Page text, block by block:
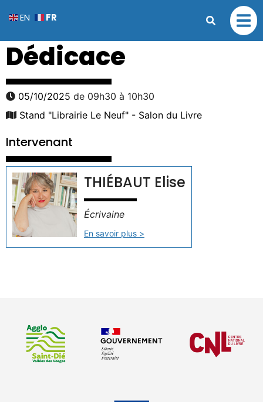
Dédicace
05/10/2025 de 09h30 à 10h30
Stand "Librairie Le Neuf" - Salon du Livre
Intervenant
THIÉBAUT Elise
Écrivaine
En savoir plus >
EN FR